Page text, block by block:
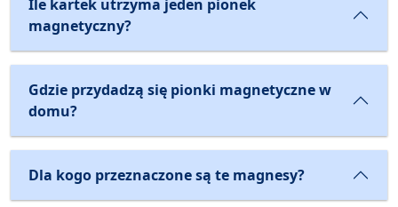
Ile kartek utrzyma jeden pionek
magnetyczny?
Gdzie przydadzą się pionki magnetyczne w
domu?
Dla kogo przeznaczone są te magnesy?